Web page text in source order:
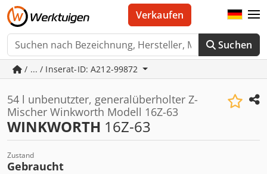
Suchen
Verkaufen
/ ... / Inserat-ID: A212-99872
54 l unbenutzter, generalüberholter Z-
Mischer Winkworth Modell 16Z-63
WINKWORTH 16Z-63
Zustand
Gebraucht